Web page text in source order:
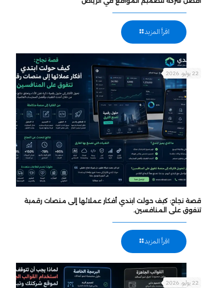
اقرأ المزيد
22 يوليو، 2026
قصة نجاح: كيف حولت ابتدي أفكار عملائها إلى منصات رقمية
تتفوق على المنافسين.
اقرأ المزيد
22 يوليو، 2026